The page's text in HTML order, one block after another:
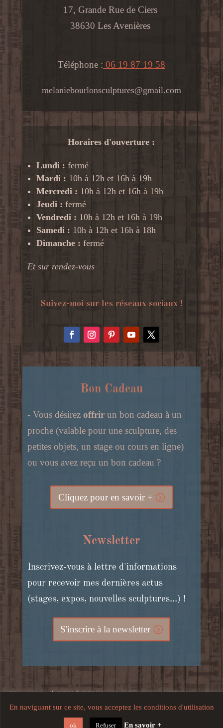
17, Grande Rue de Ciers
38630 Les Avenières
Téléphone : 06 19 87 19 58
melaniebourlonsculptures@gmail.com
Horaires d'ouverture :
Lundi : fermé
Mardi : 10h à 12h et 16h à 19h
Mercredi : 10h à 12h et 16h à 19h
Jeudi : fermé
Vendredi : 10h à 12h et 16h à 19h
Samedi : 10h à 12h et 16h à 18h
Dimanche : fermé
Et sur rendez-vous
Suivez-moi sur les réseaux sociaux !
Bon Cadeau
- Vous désirez offrir un bon cadeau à un
proche (valable pour une sculpture, des
petites objets, un stage ou cours en ligne)
ou vous avez reçu un bon cadeau ?
Cliquez pour en savoir +
Newsletter
Inscrivez-vous à lettre d'informations
pour recevoir mes dernières actus
(stages, expos, nouvelles sculptures...) !
S'inscrire à la newsletter
Mon compte|CGV|CGV stages individuels et collectifs, cours
en ligne et bons cadeaux|Mentions légales, crédits, confidentialité
et utilisation du site
En naviguant sur ce site, vous acceptez les conditions d'utilisation
ok Refuser En savoir +